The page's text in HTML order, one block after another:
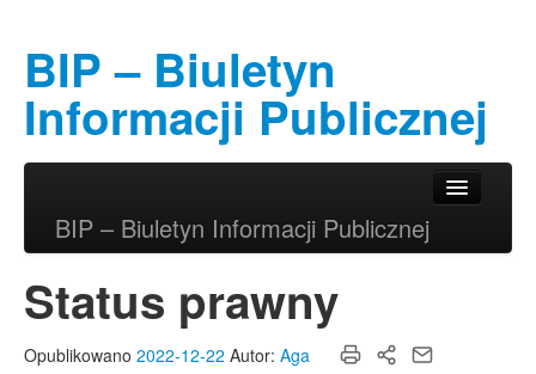
BIP – Biuletyn
Informacji Publicznej
BIP – Biuletyn Informacji Publicznej
Status prawny
Opublikowano 2022-12-22 Autor: Aga